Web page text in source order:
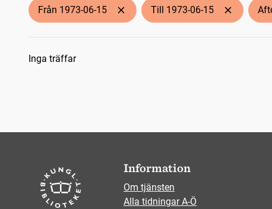
Från 1973-06-15 Till 1973-06-15
Sökresultat
Inga träffar
Information
Om tjänsten
Alla tidningar A-Ö